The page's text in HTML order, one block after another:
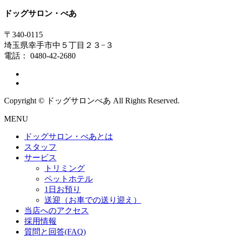
ドッグサロン・べあ
〒340-0115
埼玉県幸手市中５丁目２３−３
電話： 0480-42-2680
Copyright © ドッグサロンべあ All Rights Reserved.
MENU
ドッグサロン・べあとは
スタッフ
サービス
トリミング
ペットホテル
1日お預り
送迎（お車での送り迎え）
当店へのアクセス
採用情報
質問と回答(FAQ)